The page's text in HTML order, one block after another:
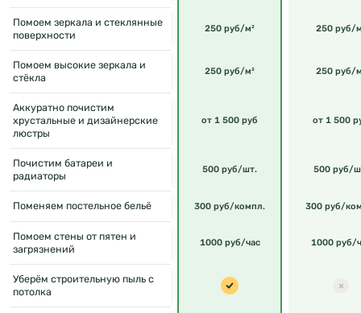
Помоем зеркала и стеклянные
поверхности
250 руб/м² 250 руб/
Помоем высокие зеркала и
стёкла
250 руб/м² 250 руб/
Аккуратно почистим
хрустальные и дизайнерские
люстры
от 1 500 руб от 1 500
Почистим батареи и
радиаторы
500 руб/шт. 500 руб/
Поменяем постельное бельё 300 руб/компл. 300 руб/
Помоем стены от пятен и
загрязнений
1000 руб/час 1000 руб/
Уберём строительную пыль с
потолка